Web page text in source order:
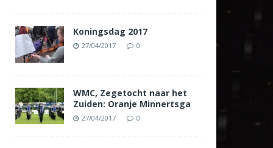
Koningsdag 2017
27/04/2017 0
WMC, Zegetocht naar het
Zuiden: Oranje Minnertsga
27/04/2017 0